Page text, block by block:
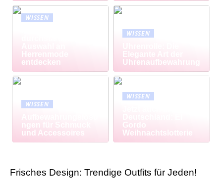
WISSEN
Herrenmode
entdecken
WISSEN
Elegante Art der
Uhrenaufbewahrung
WISSEN
ngen für Schmuck
und Accessoires
WISSEN
Gordo
Weihnachtslotterie
Frisches Design: Trendige Outfits für Jeden!